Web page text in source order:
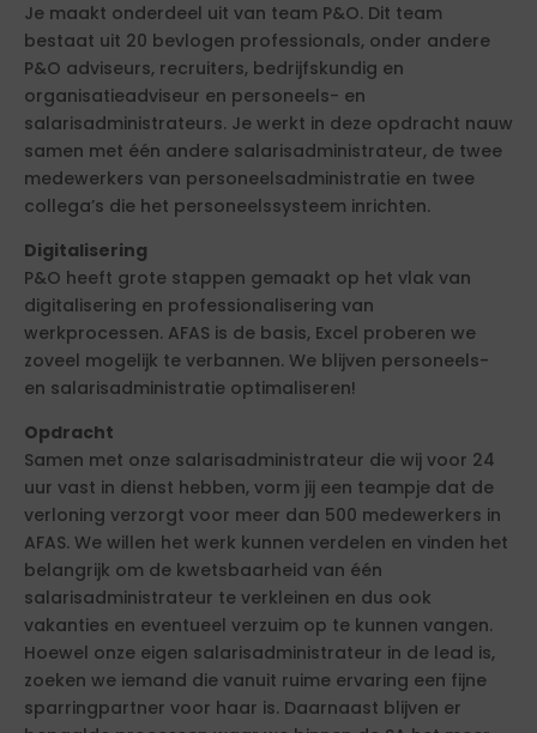
Je maakt onderdeel uit van team P&O. Dit team
bestaat uit 20 bevlogen professionals, onder andere
P&O adviseurs, recruiters, bedrijfskundig en
organisatieadviseur en personeels- en
salarisadministrateurs. Je werkt in deze opdracht nauw
samen met één andere salarisadministrateur, de twee
medewerkers van personeelsadministratie en twee
collega’s die het personeelssysteem inrichten.
Digitalisering
P&O heeft grote stappen gemaakt op het vlak van
digitalisering en professionalisering van
werkprocessen. AFAS is de basis, Excel proberen we
zoveel mogelijk te verbannen. We blijven personeels-
en salarisadministratie optimaliseren!
Opdracht
Samen met onze salarisadministrateur die wij voor 24
uur vast in dienst hebben, vorm jij een teampje dat de
verloning verzorgt voor meer dan 500 medewerkers in
AFAS. We willen het werk kunnen verdelen en vinden het
belangrijk om de kwetsbaarheid van één
salarisadministrateur te verkleinen en dus ook
vakanties en eventueel verzuim op te kunnen vangen.
Hoewel onze eigen salarisadministrateur in de lead is,
zoeken we iemand die vanuit ruime ervaring een fijne
sparringpartner voor haar is. Daarnaast blijven er